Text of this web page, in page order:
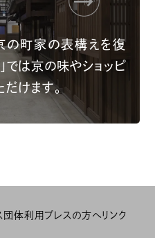
の町家の表構えを復
では京の味やショッピ
けます。
団体利用 プレスの方へリンク